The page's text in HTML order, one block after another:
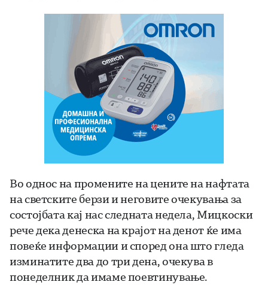
Во однос на промените на цените на нафтата
на светските берзи и неговите очекувања за
состојбата кај нас следната недела, Мицкоски
рече дека денеска на крајот на денот ќе има
повеќе информации и според она што гледа
изминатите два до три дена, очекува в
понеделник да имаме поевтинување.